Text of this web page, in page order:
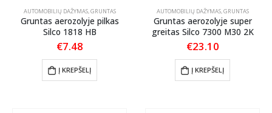
AUTOMOBILIŲ DAŽYMAS,GRUNTAS
Gruntas aerozolyje pilkas
Silco 1818 HB
€7.48
Į KREPŠELĮ
AUTOMOBILIŲ DAŽYMAS,GRUNTAS
Gruntas aerozolyje super
greitas Silco 7300 M30 2K
€23.10
Į KREPŠELĮ